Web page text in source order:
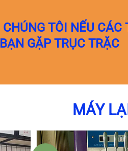
CHÚNG TÔI NẾU CÁC
GẶP TRỤC TRẶC
MÁY
Giá
gốc
Giá
gốc